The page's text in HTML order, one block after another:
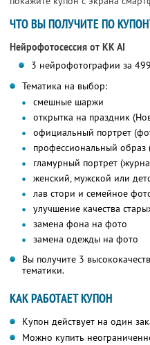
ЧТО ВЫ ПОЛУЧИТЕ ПО
Нейрофотосессия от KK AI
3 нейрофотографии за
Тематика на выбор:
смешные шаржи
открытка на праздник
официальный портрет
профессиональный образ
гламурный портрет
женский, мужской или
лав стори и семейное
улучшение качества
замена фона на фото
замена одежды на фото
Вы получите 3
тематики.
КАК РАБОТАЕТ КУПОН
Купон действует на один
Можно купить